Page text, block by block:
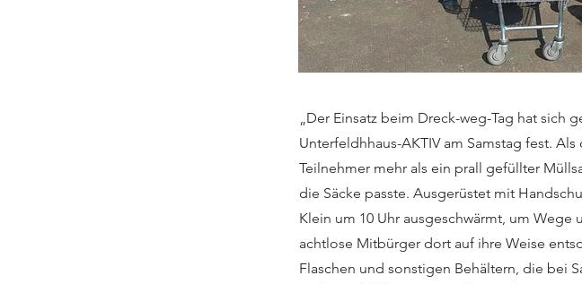
„Der Einsatz beim Dreck-weg-Tag hat sich
Unterfeldhhaus-AKTIV am Samstag fest.
Teilnehmer mehr als ein prall gefüllter
die Säcke passte. Ausgerüstet mit
Klein um 10 Uhr ausgeschwärmt, um
achtlose Mitbürger dort auf ihre Weise
Flaschen und sonstigen Behältern, die bei